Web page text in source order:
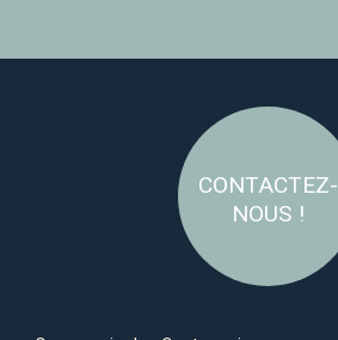
CONTACTEZ-
NOUS !